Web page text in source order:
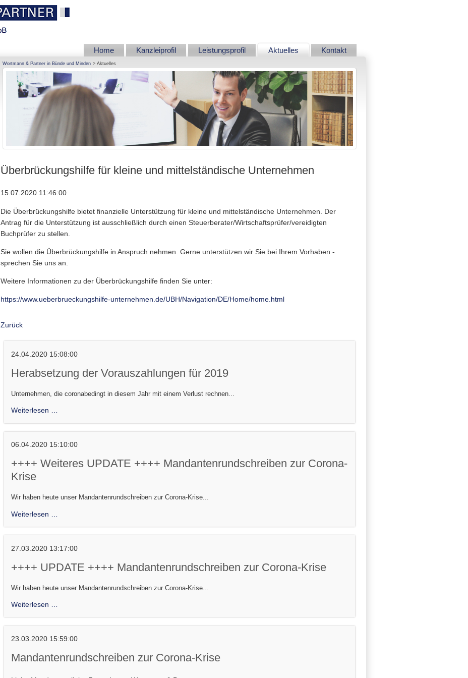
Home Kanzleiprofil Leistungsprofil Aktuelles Kontakt
Wortmann & Partner in Bünde und Minden Aktuelles
Überbrückungshilfe für kleine und mittelständische Unternehmen
15.07.2020 11:46:00
Die Überbrückungshilfe bietet finanzielle Unterstützung für kleine und mittelständische Unternehmen. Der
Antrag für die Unterstützung ist ausschließlich durch einen Steuerberater/Wirtschaftsprüfer/vereidigten
Buchprüfer zu stellen.
Sie wollen die Überbrückungshilfe in Anspruch nehmen. Gerne unterstützen wir Sie bei Ihrem Vorhaben -
sprechen Sie uns an.
Weitere Informationen zu der Überbrückungshilfe finden Sie unter:
https://www.ueberbrueckungshilfe-unternehmen.de/UBH/Navigation/DE/Home/home.html
Zurück
24.04.2020 15:08:00
Herabsetzung der Vorauszahlungen für 2019
Unternehmen, die coronabedingt in diesem Jahr mit einem Verlust rechnen...
Weiterlesen …
Vorauszahlungen
für
06.04.2020 15:10:00
++++ Weiteres UPDATE ++++ Mandantenrundschreiben zur Corona-
Krise
Wir haben heute unser Mandantenrundschreiben zur Corona-Krise...
Weiterlesen …
UPDATE
++++
zur
Krise
27.03.2020 13:17:00
++++ UPDATE ++++ Mandantenrundschreiben zur Corona-Krise
Wir haben heute unser Mandantenrundschreiben zur Corona-Krise...
Weiterlesen …
++++
Mandantenrundschreiben
Corona-
23.03.2020 15:59:00
Mandantenrundschreiben zur Corona-Krise